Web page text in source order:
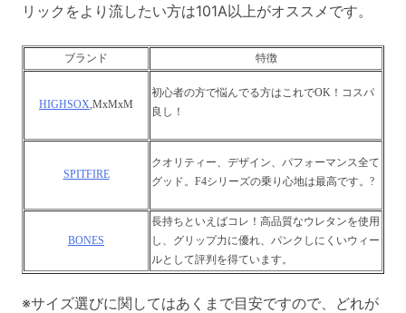
リックをより流したい方は101A以上がオススメです。
ブランド 特徴
HIGHSOX,MxMxM
初心者の方で悩んでる方はこれでOK！コスパ
良し！
SPITFIRE
クオリティー、デザイン、パフォーマンス全て
グッド。F4シリーズの乗り心地は最高です。?
BONES
長持ちといえばコレ！高品質なウレタンを使用
し、グリップ力に優れ、パンクしにくいウィー
ルとして評判を得ています。
※サイズ選びに関してはあくまで目安ですので、どれが